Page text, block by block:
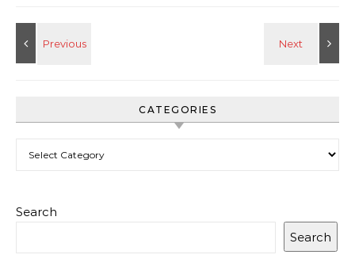
CATEGORIES
Search
Search